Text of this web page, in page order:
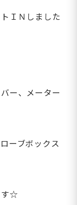
ＩＮしました
ー、メーター
ーブボックス
す☆